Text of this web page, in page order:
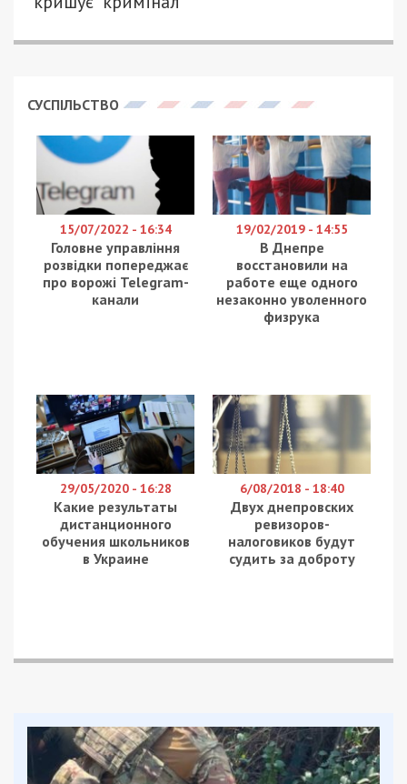
СУСПІЛЬСТВО
15/07/2022 - 16:34
Головне управління
розвідки попереджає
про ворожі Telegram-
канали
19/02/2019 - 14:55
В Днепре
восстановили на
работе еще одного
незаконно уволенного
физрука
29/05/2020 - 16:28
Какие результаты
дистанционного
обучения школьников
в Украине
6/08/2018 - 18:40
Двух днепровских
ревизоров-
налоговиков будут
судить за доброту